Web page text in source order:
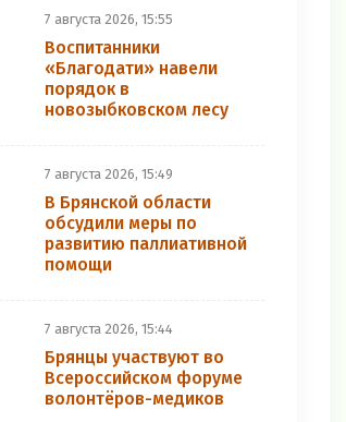
7 августа 2026, 15:55
Воспитанники
«Благодати» навели
порядок в
новозыбковском лесу
7 августа 2026, 15:49
В Брянской области
обсудили меры по
развитию паллиативной
помощи
7 августа 2026, 15:44
Брянцы участвуют во
Всероссийском форуме
волонтёров-медиков